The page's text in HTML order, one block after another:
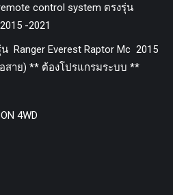
control system ตรงรุ่น
-2021
Ranger Everest Raptor Mc 2015
สาย) ** ต้องโปรแกรมระบบ **
4WD